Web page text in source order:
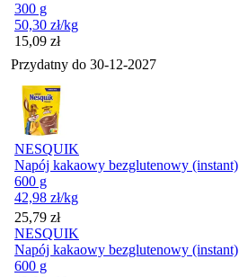
300 g
50,30 zł/kg
Cena
15,09 zł
Przydatny do 30-12-2027
NESQUIK
Napój kakaowy bezglutenowy (instant)
600 g
42,98 zł/kg
Cena
25,79 zł
NESQUIK
Napój kakaowy bezglutenowy (instant)
600 g